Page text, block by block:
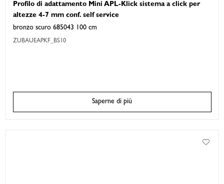
Profilo di adattamento Mini APL-Klick sistema a click per
altezze 4-7 mm conf. self service
bronzo scuro 685043 100 cm
ZUBAUEAPKF_BS10
Saperne di più